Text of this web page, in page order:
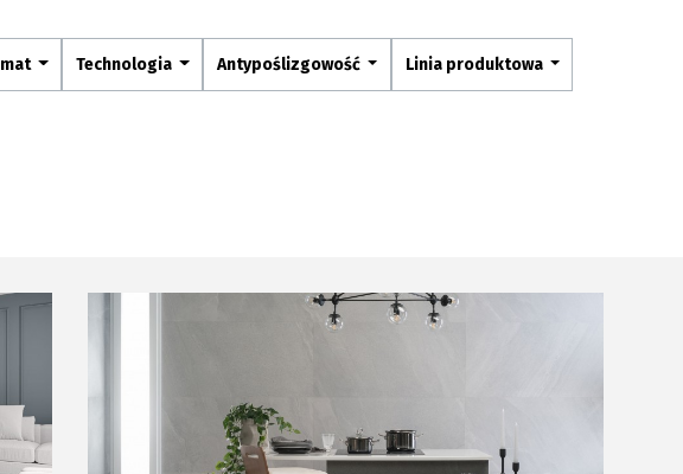
Technologia Antypoślizgowość Linia produktowa
Pliki do pobrania
Strefa architekta
Komunikacja z akcjonariuszami
Relacje inwestorskie